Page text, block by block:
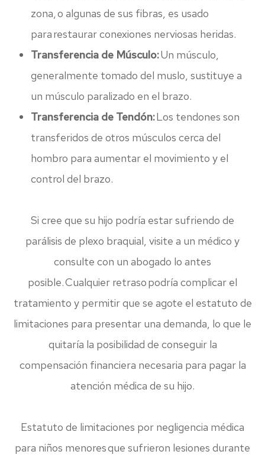
zona, o algunas de sus fibras, es usado
para restaurar conexiones nerviosas heridas.
Transferencia de Músculo:Un músculo,
generalmente tomado del muslo, sustituye a
un músculo paralizado en el brazo.
Transferencia de Tendón:Los tendones son
transferidos de otros músculos cerca del
hombro para aumentar el movimiento y el
control del brazo.
Si cree que su hijo podría estar sufriendo de
parálisis de plexo braquial, visite a un médico y
consulte con un abogado lo antes
posible. Cualquier retraso podría complicar el
tratamiento y permitir que se agote el estatuto de
limitaciones para presentar una demanda, lo que le
quitaría la posibilidad de conseguir la
compensación financiera necesaria para pagar la
atención médica de su hijo.
Estatuto de limitaciones por negligencia médica
para niños menores que sufrieron lesiones durante